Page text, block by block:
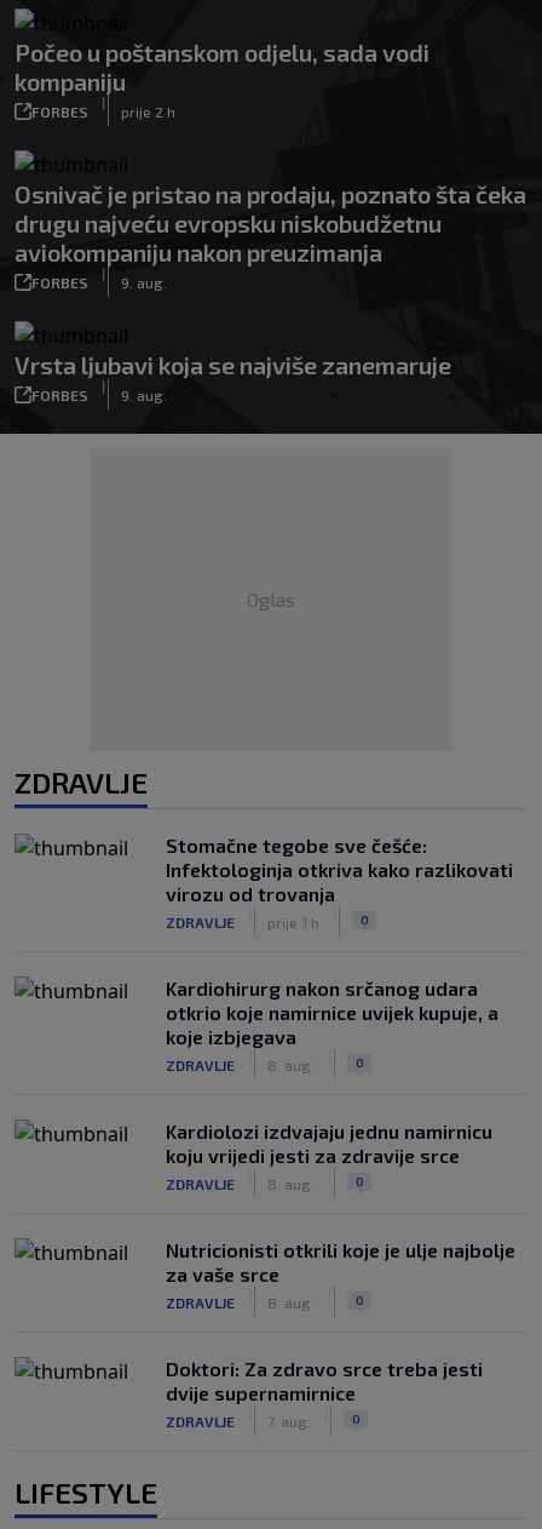
Počeo u poštanskom odjelu, sada vodi
kompaniju
FORBES
|
prije 2 h
Osnivač je pristao na prodaju, poznato šta čeka
drugu najveću evropsku niskobudžetnu
aviokompaniju nakon preuzimanja
FORBES
|
9. aug.
Vrsta ljubavi koja se najviše zanemaruje
FORBES
|
9. aug.
Oglas
ZDRAVLJE
Stomačne tegobe sve češće:
Infektologinja otkriva kako razlikovati
virozu od trovanja
ZDRAVLJE prije 1 h 0
Kardiohirurg nakon srčanog udara
otkrio koje namirnice uvijek kupuje, a
koje izbjegava
ZDRAVLJE 8. aug. 0
Kardiolozi izdvajaju jednu namirnicu
koju vrijedi jesti za zdravije srce
ZDRAVLJE 8. aug. 0
Nutricionisti otkrili koje je ulje najbolje
za vaše srce
ZDRAVLJE 8. aug. 0
Doktori: Za zdravo srce treba jesti
dvije supernamirnice
ZDRAVLJE 7. aug. 0
LIFESTYLE